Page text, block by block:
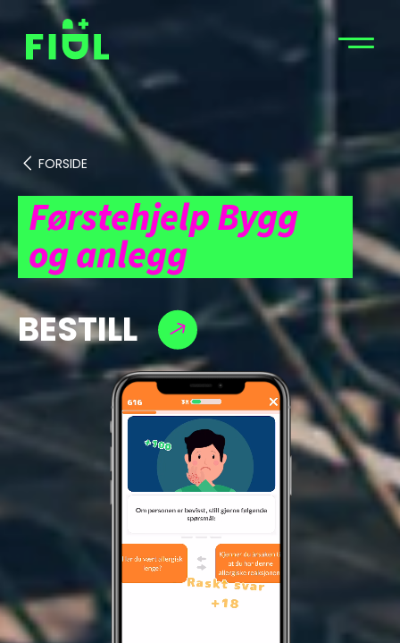
FORSIDE
Førstehjelp Bygg
og anlegg
BESTILL